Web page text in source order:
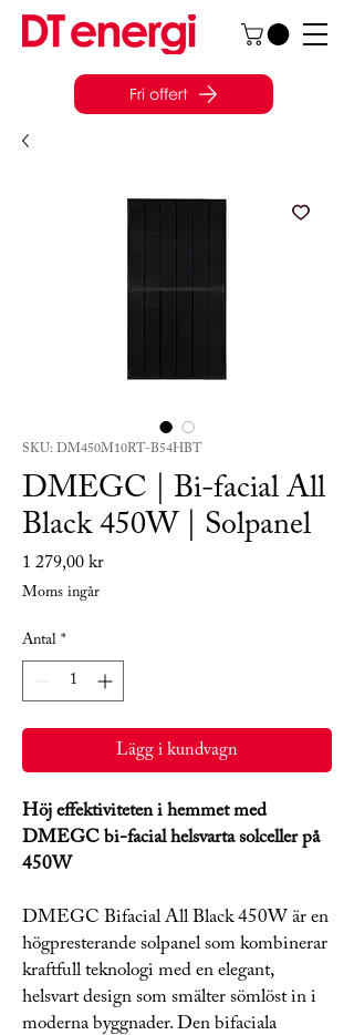
Fri offert
SKU: DM450M10RT-B54HBT
DMEGC | Bi-facial All
Black 450W | Solpanel
1 279,00 krPris
Moms ingår
Antal *
Lägg i kundvagn
Höj effektiviteten i hemmet med
DMEGC bi-facial helsvarta solceller på
450W
DMEGC Bifacial All Black 450W är en
högpresterande solpanel som kombinerar
kraftfull teknologi med en elegant,
helsvart design som smälter sömlöst in i
moderna byggnader. Den bifaciala